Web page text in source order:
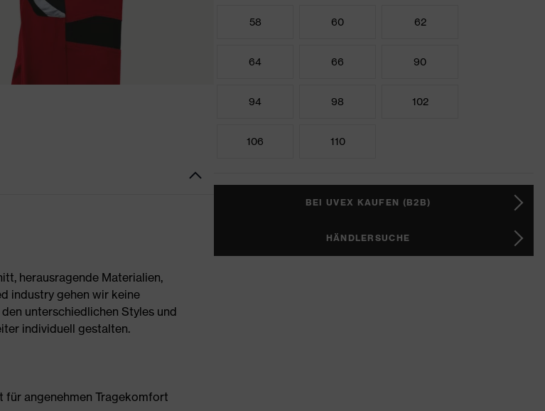
herausragende Materialien,
industry gehen wir keine
unterschiedlichen Styles und
individuell gestalten.
angenehmen Tragekomfort
58 60 62
64 66 90
94 98 102
106 110
BEI UVEX KAUFEN (B2B)
HÄNDLERSUCHE